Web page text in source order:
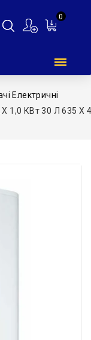
0
Електричні
1,0 КВт 30 Л 635 X